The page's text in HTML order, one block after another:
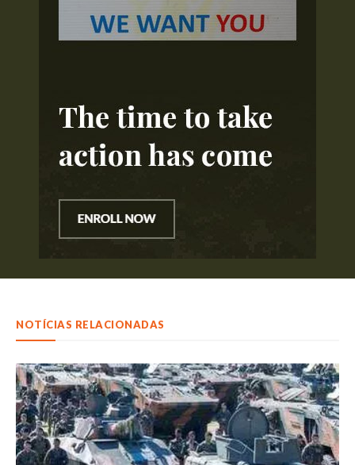
NOTÍCIAS RELACIONADAS